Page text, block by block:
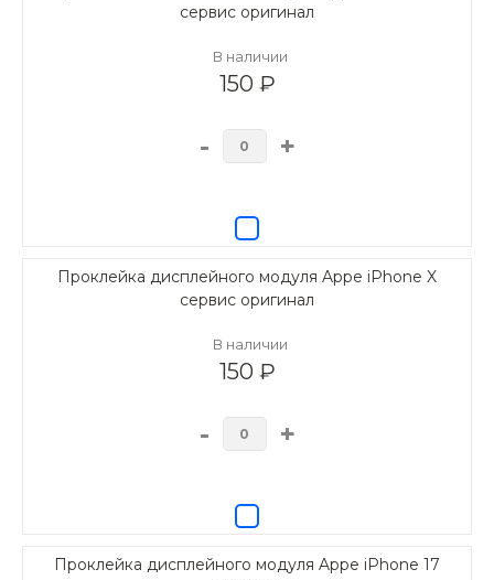
сервис оригинал
В наличии
150 ₽
- +
Проклейка дисплейного модуля Appe iPhone X
сервис оригинал
В наличии
150 ₽
- +
Проклейка дисплейного модуля Appe iPhone 17